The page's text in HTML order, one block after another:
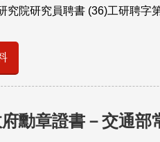
究院研究員聘書 (36)工研聘字
府勳章證書－交通